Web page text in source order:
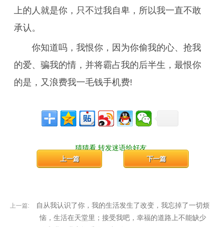
上的人就是你，只不过我自卑，所以我一直不敢
承认。
你知道吗，我恨你，因为你偷我的心、抢我
的爱、骗我的情，并将霸占我的后半生，最恨你
的是，又浪费我一毛钱手机费!
猜猜看,转发迷语给好友
上一篇:
自从我认识了你，我的生活发生了改变，我忘掉了一切烦
恼，生活在天堂里；接受我吧，幸福的道路上不能缺少
上一篇 下一篇